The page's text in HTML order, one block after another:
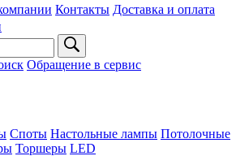
Контакты Доставка и оплата
Обращение в сервис
Споты Настольные лампы Потолочные
Торшеры LED